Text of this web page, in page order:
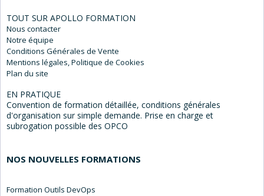
TOUT SUR APOLLO FORMATION
Nous contacter
Notre équipe
Conditions Générales de Vente
Mentions légales, Politique de Cookies
Plan du site
EN PRATIQUE
Convention de formation détaillée, conditions générales
d'organisation sur simple demande. Prise en charge et
subrogation possible des OPCO
NOS NOUVELLES FORMATIONS
Formation Outils DevOps